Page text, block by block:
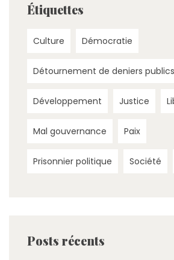
Étiquettes
Culture Démocratie
Détournement de deniers publics
Développement Justice
Mal gouvernance Paix
Prisonnier politique Société
Posts récents